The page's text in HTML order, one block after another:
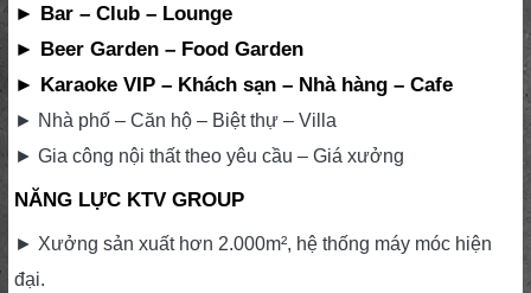
► Bar – Club – Lounge
► Beer Garden – Food Garden
► Karaoke VIP – Khách sạn – Nhà hàng – Cafe
► Nhà phố – Căn hộ – Biệt thự – Villa
► Gia công nội thất theo yêu cầu – Giá xưởng
NĂNG LỰC KTV GROUP
► Xưởng sản xuất hơn 2.000m², hệ thống máy móc hiện
đại.